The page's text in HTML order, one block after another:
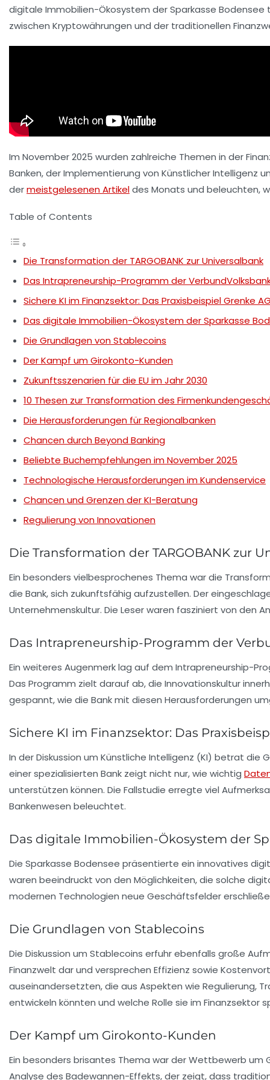
digitale Immobilien-Ökosystem der Sparkasse
zwischen Kryptowährungen und der traditionellen
Im November 2025 wurden zahlreiche Themen in der
Banken, der Implementierung von Künstlicher Intelligenz
dermeistgelesenen Artikeldes Monats und beleuchten,
Table of Contents
Die Transformation der TARGOBANK zur Universalbank
Das Intrapreneurship-Programm der
Sichere KI im Finanzsektor: Das Praxisbeispiel Grenke
Das digitale Immobilien-Ökosystem der Sparkasse
Die Grundlagen von Stablecoins
Der Kampf um Girokonto-Kunden
Zukunftsszenarien für die EU im Jahr 2030
10 Thesen zur Transformation des
Die Herausforderungen für Regionalbanken
Chancen durch Beyond Banking
Beliebte Buchempfehlungen im November 2025
Technologische Herausforderungen im Kundenservice
Chancen und Grenzen der KI-Beratung
Regulierung von Innovationen
Die Transformation der TARGOBANK zur
Ein besonders vielbesprochenes Thema war die
die Bank, sich zukunftsfähig aufzustellen. Der
Unternehmenskultur. Die Leser waren fasziniert von den
Das Intrapreneurship-Programm der
Ein weiteres Augenmerk lag auf dem Intrapreneurship-
Das Programm zielt darauf ab, die Innovationskultur
gespannt, wie die Bank mit diesen Herausforderungen
Sichere KI im Finanzsektor: Das
In der Diskussion um Künstliche Intelligenz (KI) betrat die
einer spezialisierten Bank zeigt nicht nur, wie wichtig
unterstützen können. Die Fallstudie erregte viel
Bankenwesen beleuchtet.
Das digitale Immobilien-Ökosystem der
Die Sparkasse Bodensee präsentierte ein innovatives
waren beeindruckt von den Möglichkeiten, die solche
modernen Technologien neue Geschäftsfelder
Die Grundlagen von Stablecoins
Die Diskussion um Stablecoins erfuhr ebenfalls große
Finanzwelt dar und versprechen Effizienz sowie
auseinandersetzten, die aus Aspekten wie Regulierung,
entwickeln könnten und welche Rolle sie im Finanzsektor
Der Kampf um Girokonto-Kunden
Ein besonders brisantes Thema war derWettbewerb um
Analyse des Badewannen-Effekts, der zeigt, dass